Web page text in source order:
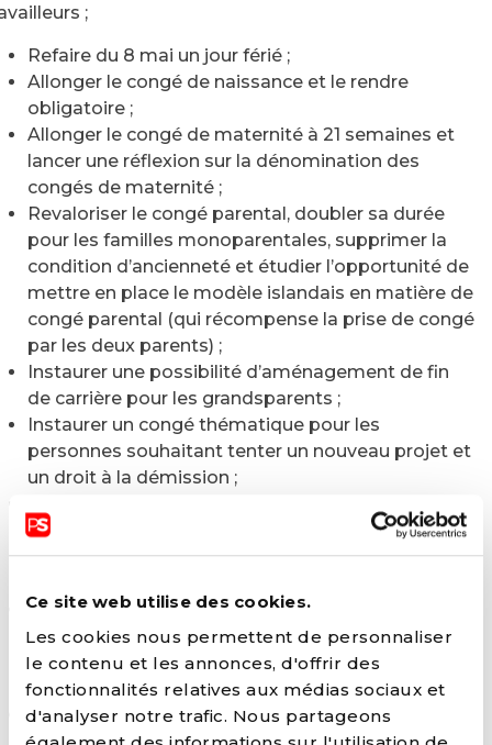
Ce site web utilise des cookies.
Les cookies nous permettent de personnaliser
le contenu et les annonces, d'offrir des
fonctionnalités relatives aux médias sociaux et
d'analyser notre trafic. Nous partageons
;
Refaire du 8 mai un jour férié ;
Allonger le congé de naissance et le rendre
obligatoire ;
Allonger le congé de maternité à 21 semaines et
lancer une réflexion sur la dénomination des
congés de maternité ;
Revaloriser le congé parental, doubler sa durée
pour les familles monoparentales, supprimer la
condition d’ancienneté et étudier l’opportunité de
mettre en place le modèle islandais en matière de
congé parental (qui récompense la prise de congé
par les deux parents) ;
Instaurer une possibilité d’aménagement de fin
de carrière pour les grandsparents ;
Instaurer un congé thématique pour les
personnes souhaitant tenter un nouveau projet et
un droit à la démission ;
mettant en place une obligation de
remplacement pour les travailleurs en crédit-
Instaurer un « congé de conciliation » de 8 heures
par an et garantir une rémunération pour le congé
d’aidant tout en renforçant le soutien à la création
des structures d’accueil ;
Garantir le respect du droit à la déconnexion et